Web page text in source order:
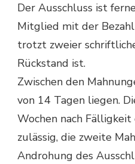
Der Ausschluss ist
Mitglied mit der
trotzt zweier
Rückstand ist.
Zwischen den
von 14 Tagen liegen.
Wochen nach
zulässig, die zweite
Androhung des